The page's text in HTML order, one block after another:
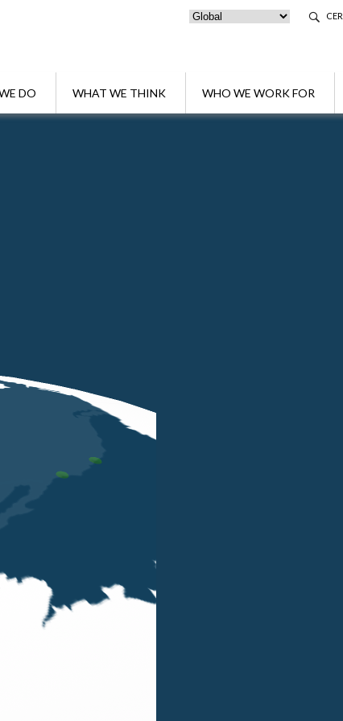
DO WHAT WE THINK WHO WE WORK FOR
il 75% del loro reddito complessivo e non
fiscali in forma completa (non residenti
del D.P.R. 22 dicembre 1986 n. 917 attuato dal